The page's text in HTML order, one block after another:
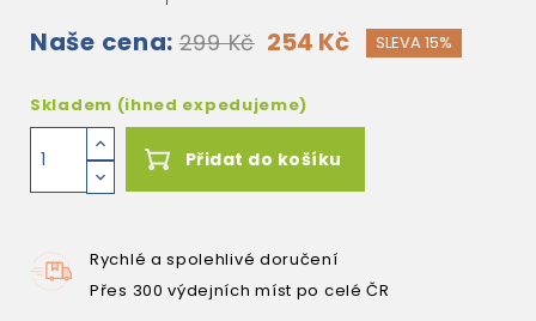
Naše cena: 299 Kč 254 Kč SLEVA 15%
Skladem (ihned expedujeme)
Přidat do košíku
Rychlé a spolehlivé doručení
Přes 300 výdejních míst po celé ČR